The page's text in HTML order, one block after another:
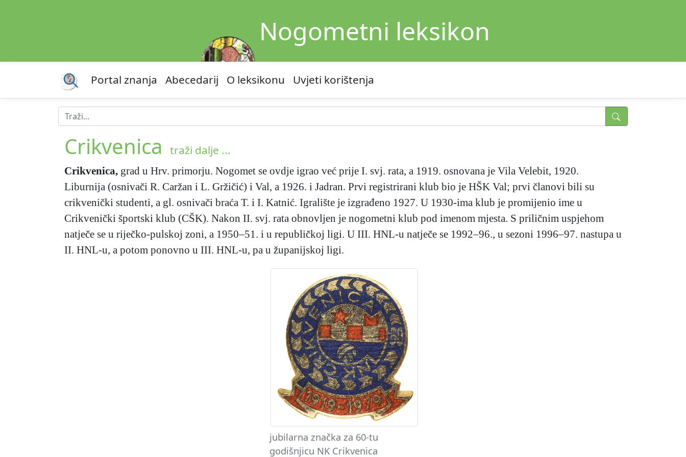
Nogometni leksikon
Portal znanja Abecedarij O leksikonu Uvjeti korištenja
Crikvenica traži dalje ...
Crikvenica, grad u Hrv. primorju. Nogomet se ovdje igrao već prije I. svj. rata, a 1919. osnovana je Vila Velebit, 1920.
Liburnija (osnivači R. Caržan i L. Gržičić) i Val, a 1926. i Jadran. Prvi registrirani klub bio je HŠK Val; prvi članovi bili su
crikvenički studenti, a gl. osnivači braća T. i I. Katnić. Igralište je izgrađeno 1927. U 1930-ima klub je promijenio ime u
Crikvenički športski klub (CŠK). Nakon II. svj. rata obnovljen je nogometni klub pod imenom mjesta. S priličnim uspjehom
natječe se u riječko-pulskoj zoni, a 1950–51. i u republičkoj ligi. U III. HNL-u natječe se 1992–96., u sezoni 1996–97. nastupa u
II. HNL-u, a potom ponovno u III. HNL-u, pa u županijskoj ligi.
jubilarna značka za 60-tu
godišnjicu NK Crikvenica